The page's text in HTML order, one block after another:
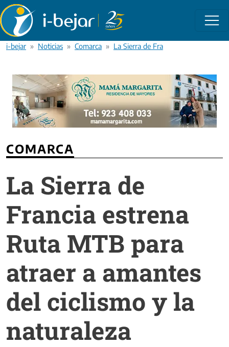
Pasar al contenido principal
i-bejar Noticias Comarca La Sierra de Francia estrena Ruta
COMARCA
La Sierra de
Francia estrena
Ruta MTB para
atraer a amantes
del ciclismo y la
naturaleza